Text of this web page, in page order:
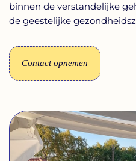
binnen de verstandelijke
de geestelijke
Contact opnemen